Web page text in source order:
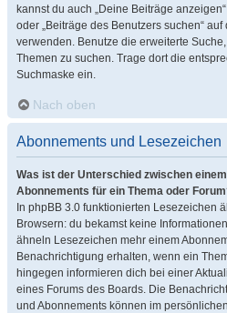
kannst du auch „Deine Beiträge
oder „Beiträge des Benutzers suchen“
verwenden. Benutze die erweiterte
Themen zu suchen. Trage dort die
Suchmaske ein.
Nach oben
Abonnements und Lesezeichen
Was ist der Unterschied zwischen
Abonnements für ein Thema oder
In phpBB 3.0 funktionierten Lesezeichen
Browsern: du bekamst keine
ähneln Lesezeichen mehr einem
Benachrichtigung erhalten, wenn ein
hingegen informieren dich bei einer
eines Forums des Boards. Die
und Abonnements können im